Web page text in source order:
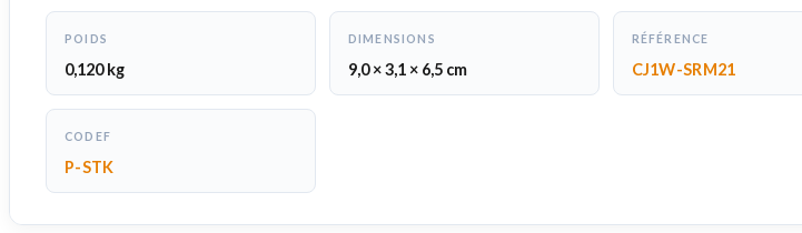
POIDS
0,120 kg
DIMENSIONS
9,0 × 3,1 × 6,5 cm
RÉFÉRENCE
CJ1W-SRM21
CODEF
P-STK